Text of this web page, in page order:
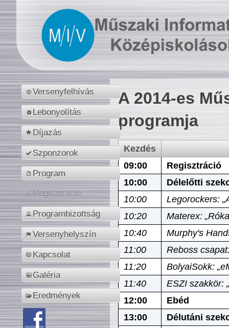
Versenyfelhívás
Lebonyolítás
Díjazás
Szponzorok
Program
Regisztráció
Programbizottság
Versenyhelyszín
Kapcsolat
Galéria
Eredmények
A 2014-es
programja
Kezdés
09:00
Regisztráció
10:00
Délelőtti
10:00
Legorockers:
10:20
Materex:
10:40
Murphy's
11:00
Reboss
11:20
BolyaiSokk:
11:40
ESZI szakkör:
12:00
Ebéd
13:00
Délutáni